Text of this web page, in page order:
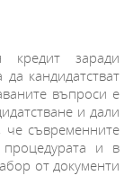
заради
кандидатстват
въпроси е
и дали
съвременните
процедурата и в
от документи